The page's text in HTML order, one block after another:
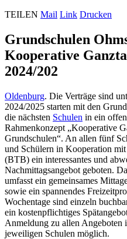
TEILEN Mail Link Drucken
Grundschulen
Kooperative
2024/202
Oldenburg. Die Verträge sind
2024/2025 starten mit den
die nächsten Schulen in ein
Rahmenkonzept „Kooperative
Grundschulen“. An allen fünf
und Schülern in Kooperation
(BTB) ein interessantes und
Nachmittagsangebot geboten.
umfasst ein gemeinsames
sowie ein spannendes
Wochentage sind einzeln
ein kostenpflichtiges
Anmeldung zu allen Angeboten
jeweiligen Schulen möglich.